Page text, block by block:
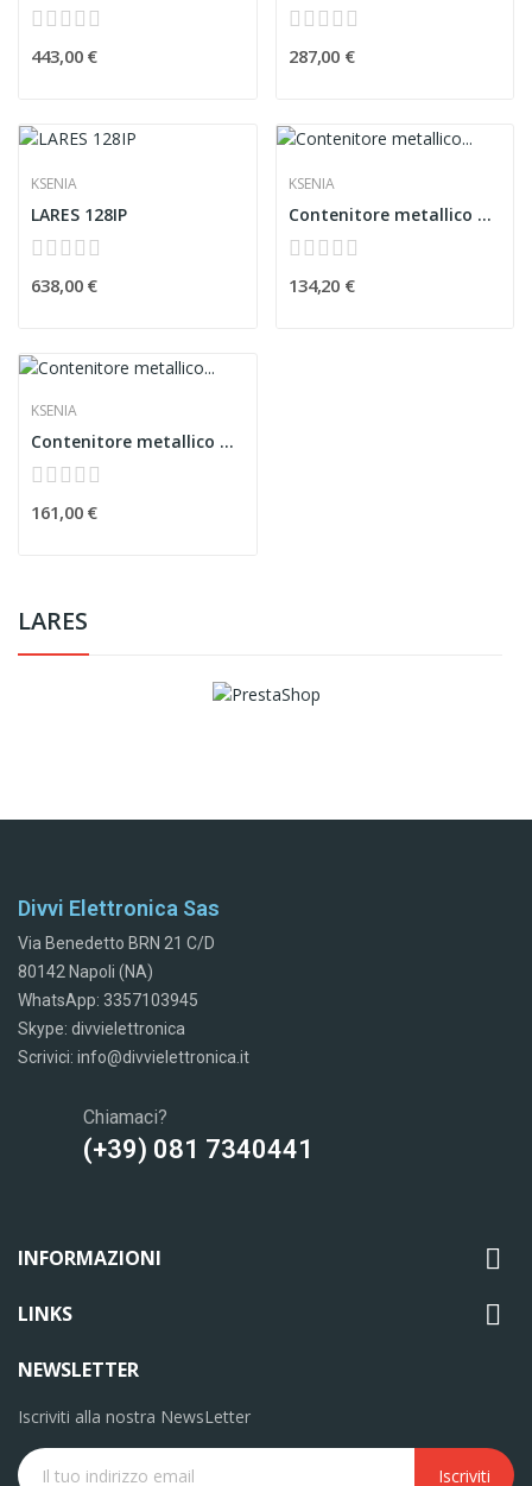
LARES
443,00 € 287,00 €
KSENIA
LARES 128IP
638,00 €
KSENIA
Contenitore metallico bianco Ksenia
134,20 €
KSENIA
Contenitore metallico grande bianco Ksenia
161,00 €
Divvi Elettronica Sas
Via Benedetto BRN 21 C/D
80142 Napoli (NA)
WhatsApp: 3357103945
Skype: divvielettronica
Scrivici: info@divvielettronica.it
Chiamaci?
(+39) 081 7340441
INFORMAZIONI 
LINKS 
NEWSLETTER
Iscriviti alla nostra NewsLetter
Iscriviti